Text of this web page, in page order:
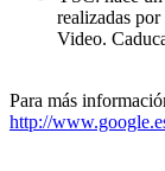
realizadas
Video.
Para más
http://